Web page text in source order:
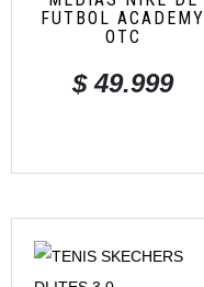
FUTBOL ACADEMY
OTC
$49.999